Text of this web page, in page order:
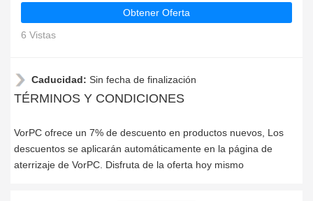
Obtener Oferta
6 Vistas
Caducidad: Sin fecha de finalización
TÉRMINOS Y CONDICIONES
VorPC ofrece un 7% de descuento en productos nuevos, Los
descuentos se aplicarán automáticamente en la página de
aterrizaje de VorPC. Disfruta de la oferta hoy mismo